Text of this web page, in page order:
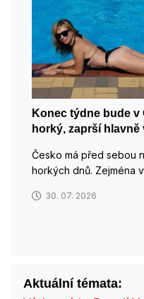
Konec týdne bude v
horký, zaprší hlavně
Česko má před sebou
horkých dnů. Zejména
30. 07. 2026
Aktuální témata: